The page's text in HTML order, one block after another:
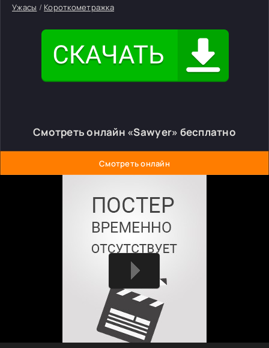
Ужасы / Короткометражка
Смотреть онлайн «Sawyer» бесплатно
Смотреть онлайн